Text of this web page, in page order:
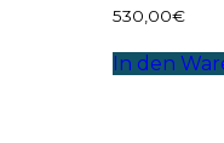
530,00€
In den